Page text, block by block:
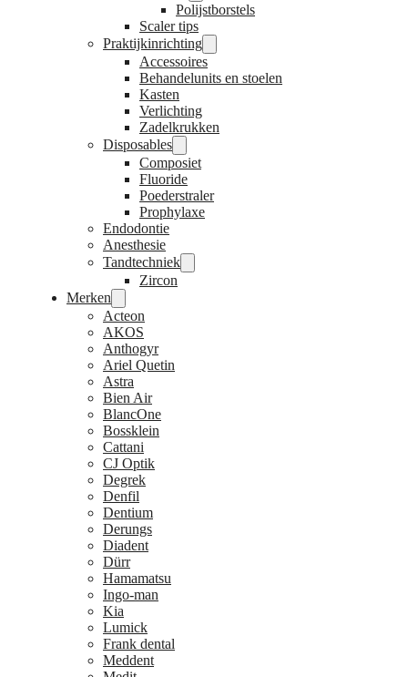
Polijstborstels
Scaler tips
Praktijkinrichting
Accessoires
Behandelunits en stoelen
Kasten
Verlichting
Zadelkrukken
Disposables
Composiet
Fluoride
Poederstraler
Prophylaxe
Endodontie
Anesthesie
Tandtechniek
Zircon
Merken
Acteon
AKOS
Anthogyr
Ariel Quetin
Astra
Bien Air
BlancOne
Bossklein
Cattani
CJ Optik
Degrek
Denfil
Dentium
Derungs
Diadent
Dürr
Hamamatsu
Ingo-man
Kia
Lumick
Frank dental
Meddent